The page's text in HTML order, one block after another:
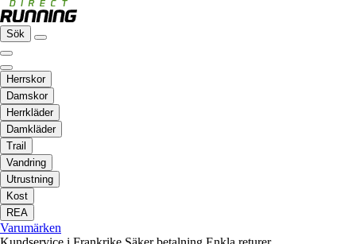
Sök
Herrskor
Damskor
Herrkläder
Damkläder
Trail
Vandring
Utrustning
Kost
REA
Varumärken